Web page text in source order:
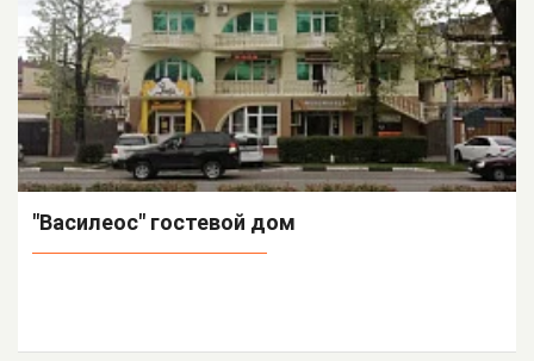
"Василеос" гостевой дом